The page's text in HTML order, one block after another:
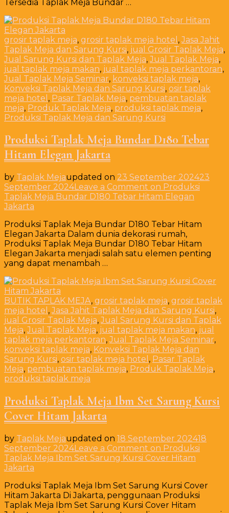
Tersedia Taplak Meja Bundar …
grosir taplak meja, grosir taplak meja hotel ,Jasa Jahit
Taplak Meja dan Sarung Kursi, jual Grosir Taplak Meja,
Jual Sarung Kursi dan Taplak Meja,Jual Taplak Meja,
jual taplak meja makan, jual taplak meja perkantoran,
Jual Taplak Meja Seminar, konveksi taplak meja,
Konveksi Taplak Meja dan Sarung Kursi, osir taplak
meja hotel , Pasar Taplak Meja, pembuatan taplak
meja, Produk Taplak Meja, produksi taplak meja,
Produksi Taplak Meja dan Sarung Kursi
Produksi Taplak Meja Bundar D180 Tebar
Hitam Elegan Jakarta
by Taplak Mejaupdated on 23 September 202423
September 2024Leave a Comment on Produksi
Taplak Meja Bundar D180 Tebar Hitam Elegan
Jakarta
Produksi Taplak Meja Bundar D180 Tebar Hitam
Elegan Jakarta Dalam dunia dekorasi rumah,
Produksi Taplak Meja Bundar D180 Tebar Hitam
Elegan Jakarta menjadi salah satu elemen penting
yang dapat menambah …
BUTIK TAPLAK MEJA, grosir taplak meja, grosir taplak
meja hotel ,Jasa Jahit Taplak Meja dan Sarung Kursi,
jual Grosir Taplak Meja,Jual Sarung Kursi dan Taplak
Meja,Jual Taplak Meja, jual taplak meja makan, jual
taplak meja perkantoran,Jual Taplak Meja Seminar,
konveksi taplak meja, Konveksi Taplak Meja dan
Sarung Kursi, osir taplak meja hotel , Pasar Taplak
Meja, pembuatan taplak meja, Produk Taplak Meja,
produksi taplak meja
Produksi Taplak Meja Ibm Set Sarung Kursi
Cover Hitam Jakarta
by Taplak Mejaupdated on 18 September 202418
September 2024Leave a Comment on Produksi
Taplak Meja Ibm Set Sarung Kursi Cover Hitam
Jakarta
Produksi Taplak Meja Ibm Set Sarung Kursi Cover
Hitam Jakarta Di Jakarta, penggunaan Produksi
Taplak Meja Ibm Set Sarung Kursi Cover Hitam